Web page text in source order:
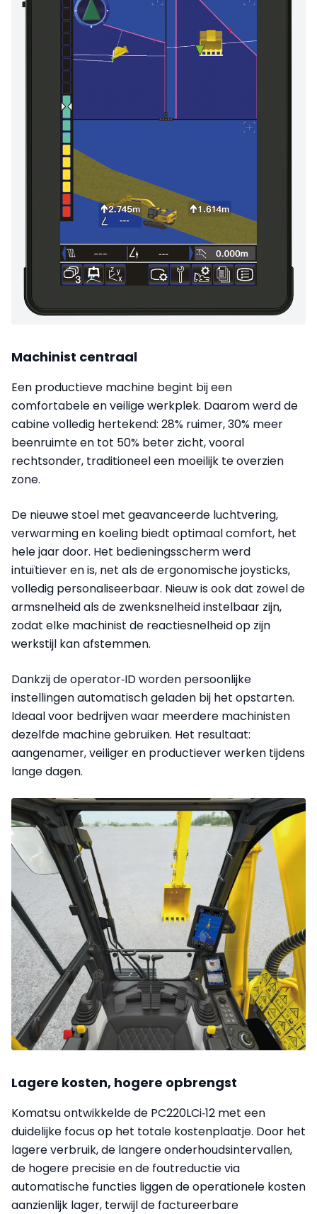
Machinist centraal
Een productieve machine begint bij een
comfortabele en veilige werkplek. Daarom werd de
cabine volledig hertekend: 28% ruimer, 30% meer
beenruimte en tot 50% beter zicht, vooral
rechtsonder, traditioneel een moeilijk te overzien
zone.
De nieuwe stoel met geavanceerde luchtvering,
verwarming en koeling biedt optimaal comfort, het
hele jaar door. Het bedieningsscherm werd
intuïtiever en is, net als de ergonomische joysticks,
volledig personaliseerbaar. Nieuw is ook dat zowel de
armsnelheid als de zwenksnelheid instelbaar zijn,
zodat elke machinist de reactiesnelheid op zijn
werkstijl kan afstemmen.
Dankzij de operator‑ID worden persoonlijke
instellingen automatisch geladen bij het opstarten.
Ideaal voor bedrijven waar meerdere machinisten
dezelfde machine gebruiken. Het resultaat:
aangenamer, veiliger en productiever werken tijdens
lange dagen.
Lagere kosten, hogere opbrengst
Komatsu ontwikkelde de PC220LCi‑12 met een
duidelijke focus op het totale kostenplaatje. Door het
lagere verbruik, de langere onderhoudsintervallen,
de hogere precisie en de foutreductie via
automatische functies liggen de operationele kosten
aanzienlijk lager, terwijl de factureerbare